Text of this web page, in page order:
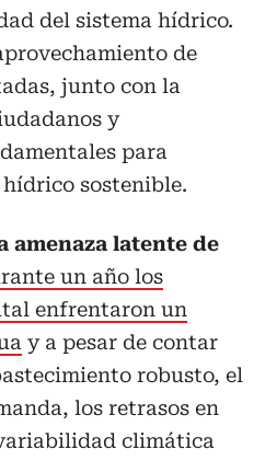
del sistema hídrico.
de
junto con la
y
para
sostenible.
amenaza latente de
un año los
enfrentaron un
y a pesar de contar
robusto, el
los retrasos en
climática